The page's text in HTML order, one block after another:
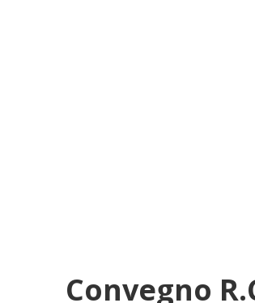
Convegno